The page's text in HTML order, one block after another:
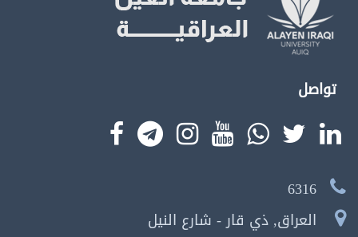
تواصل
6316
العراق, ذي قار - شارع النيل